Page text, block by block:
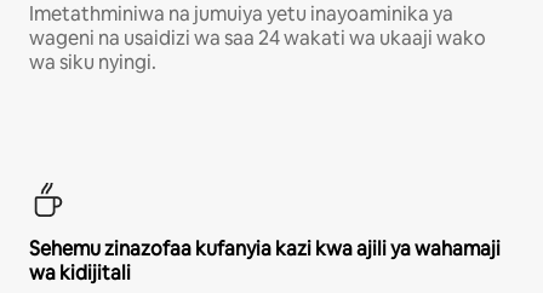
Imetathminiwa na jumuiya yetu inayoaminika ya
wageni na usaidizi wa saa 24 wakati wa ukaaji wako
wa siku nyingi.
Sehemu zinazofaa kufanyia kazi kwa ajili ya wahamaji
wa kidijitali